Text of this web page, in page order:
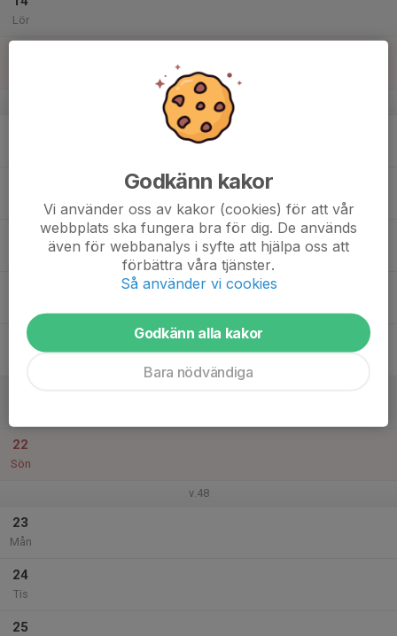
Lör
v.47
20
22
Sön
v.48
23
Mån
24
Tis
25
Godkänn kakor
Vi använder oss av kakor (cookies) för att vår
webbplats ska fungera bra för dig. De används
även för webbanalys i syfte att hjälpa oss att
förbättra våra tjänster.
Så använder vi cookies
Godkänn alla kakor
Bara nödvändiga